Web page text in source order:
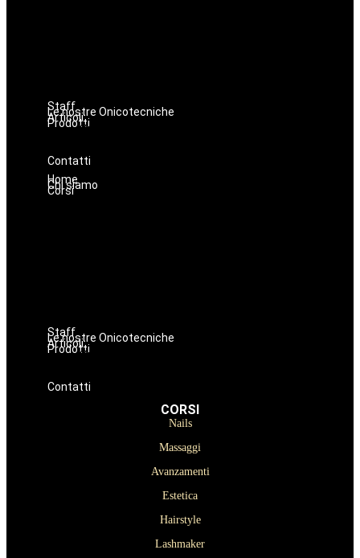
Staff
Le nostre Onicotecniche
Articoli
ProdottiOniconails
Prodotti per ricostruzione unghie
Contatti
Home
Chi siamo
Corsi
Staff
Le nostre Onicotecniche
Articoli
ProdottiOniconails
Prodotti per ricostruzione unghie
Contatti
CORSI
Nails
Massaggi
Avanzamenti
Estetica
Hairstyle
Lashmaker